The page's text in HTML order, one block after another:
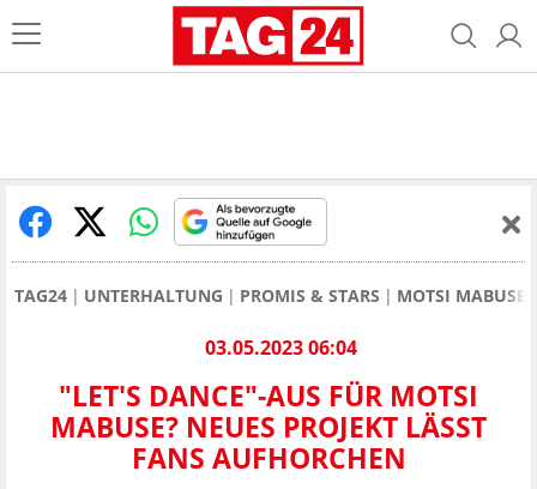
TAG24 UNTERHALTUNG PROMIS & STARS MOTSI MABUSE
03.05.2023 06:04
"LET'S DANCE"-AUS FÜR MOTSI
MABUSE? NEUES PROJEKT LÄSST
FANS AUFHORCHEN